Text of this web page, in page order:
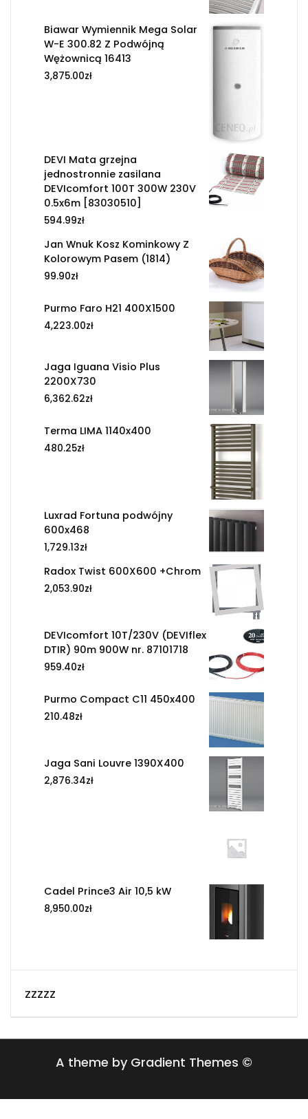
Biawar Wymiennik Mega Solar
W-E 300.82 Z Podwójną
Wężownicą 16413
3,875.00zł
DEVI Mata grzejna
jednostronnie zasilana
DEVIcomfort 100T 300W 230V
0.5x6m [83030510]
594.99zł
Jan Wnuk Kosz Kominkowy Z
Kolorowym Pasem (1814)
99.90zł
Purmo Faro H21 400X1500
4,223.00zł
Jaga Iguana Visio Plus
2200X730
6,362.62zł
Terma LIMA 1140x400
480.25zł
Luxrad Fortuna podwójny
600x468
1,729.13zł
Radox Twist 600X600 +Chrom
2,053.90zł
DEVIcomfort 10T/230V (DEVIflex
DTIR) 90m 900W nr. 87101718
959.40zł
Purmo Compact C11 450x400
210.48zł
Jaga Sani Louvre 1390X400
2,876.34zł
Cadel Prince3 Air 10,5 kW
8,950.00zł
zzzzz
A theme by Gradient Themes ©